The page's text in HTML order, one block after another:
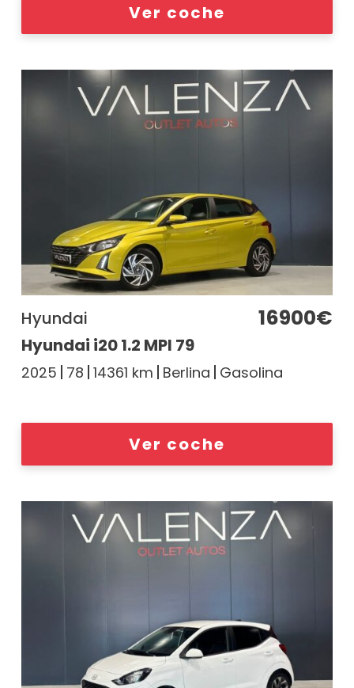
Ver coche
Hyundai 16900€
Hyundai i20 1.2 MPI 79
2025 78 14361 km Berlina Gasolina
Ver coche